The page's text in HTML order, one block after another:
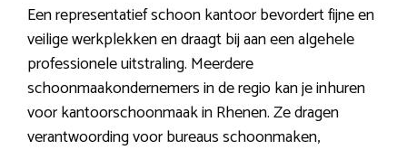
Een representatief schoon kantoor bevordert fijne en
veilige werkplekken en draagt bij aan een algehele
professionele uitstraling. Meerdere
schoonmaakondernemers in de regio kan je inhuren
voor kantoorschoonmaak in Rhenen. Ze dragen
verantwoording voor bureaus schoonmaken,